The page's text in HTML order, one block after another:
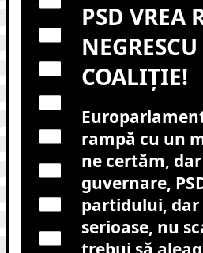
PSD VREA
COALIȚIE!
rampă cu un
ne certăm,
guvernare,
partidului, dar
serioase, nu